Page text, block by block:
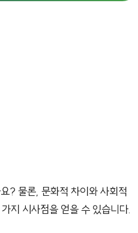
? 물론, 문화적 차이와 사회적
지 시사점을 얻을 수 있습니다.